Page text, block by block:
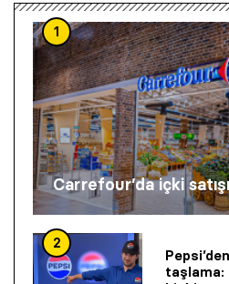
1
Carrefour’da içki
2
taşlama: